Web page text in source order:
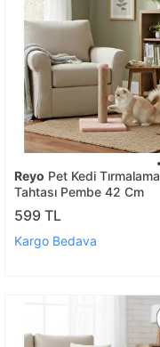
Reyo Pet Kedi Tırmalama
Tahtası Pembe 42 Cm
599 TL
Kargo Bedava